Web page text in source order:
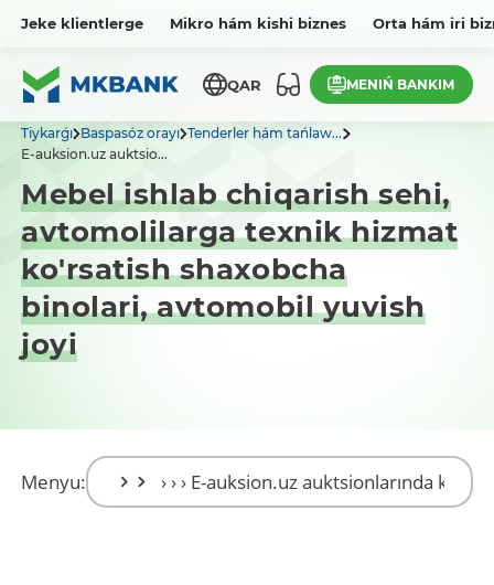
Jeke klientlerge Mikro hám kishi biznes Orta hám iri
QAR MENIŃ BANKIM
Tiykarǵı Baspasóz orayı Tenderler hám tańlaw...
E-auksion.uz auktsio...
Mebel ishlab chiqarish sehi,
avtomolilarga texnik hizmat
ko'rsatish shaxobcha
binolari, avtomobil yuvish
joyi
Menyu: